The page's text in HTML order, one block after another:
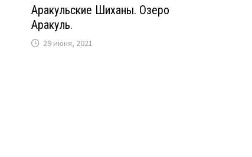
Аракульские Шиханы. Озеро
Аракуль.
29 июня, 2021